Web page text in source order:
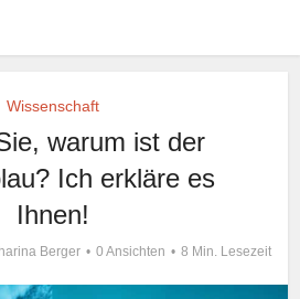
Wissenschaft
warum ist der
Ich erkläre es
Ihnen!
Berger 0 Ansichten 8 Min. Lesezeit